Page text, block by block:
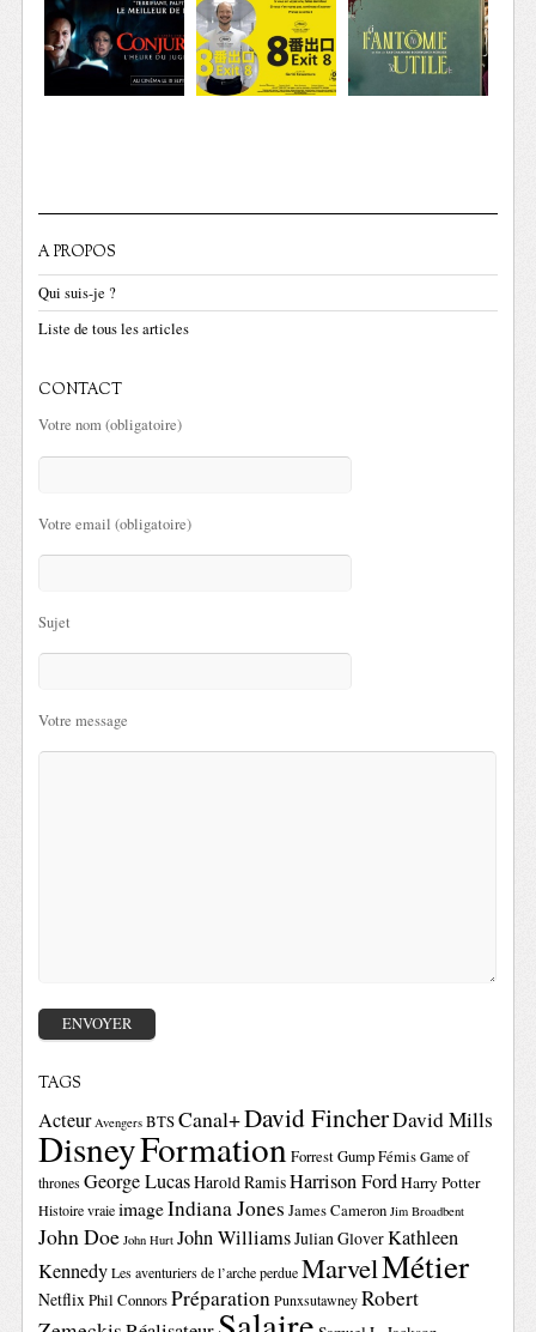
A PROPOS
Qui suis-je ?
Liste de tous les articles
CONTACT
Votre nom (obligatoire)
Votre email (obligatoire)
Sujet
Votre message
TAGS
Acteur Avengers BTSCanal+David FincherDavid Mills
DisneyFormationForrest GumpFémis Game of
thrones George LucasHarold RamisHarrison FordHarry Potter
Histoire vraie imageIndiana Jones James Cameron Jim Broadbent
John Doe John Hurt John WilliamsJulian GloverKathleen
Kennedy Les aventuriers de l’arche perdue MarvelMétier
NetflixPhil ConnorsPréparation Punxsutawney Robert